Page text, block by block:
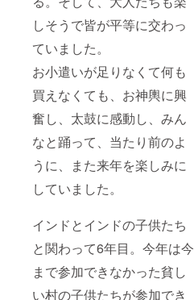
しそうで皆が平等に交わっ
ていました。
お小遣いが足りなくて何も
買えなくても、お神輿に興
奮し、太鼓に感動し、みん
なと踊って、当たり前のよ
うに、また来年を楽しみに
していました。
インドとインドの子供たち
と関わって6年目。今年は今
まで参加できなかった貧し
い村の子供たちが参加でき